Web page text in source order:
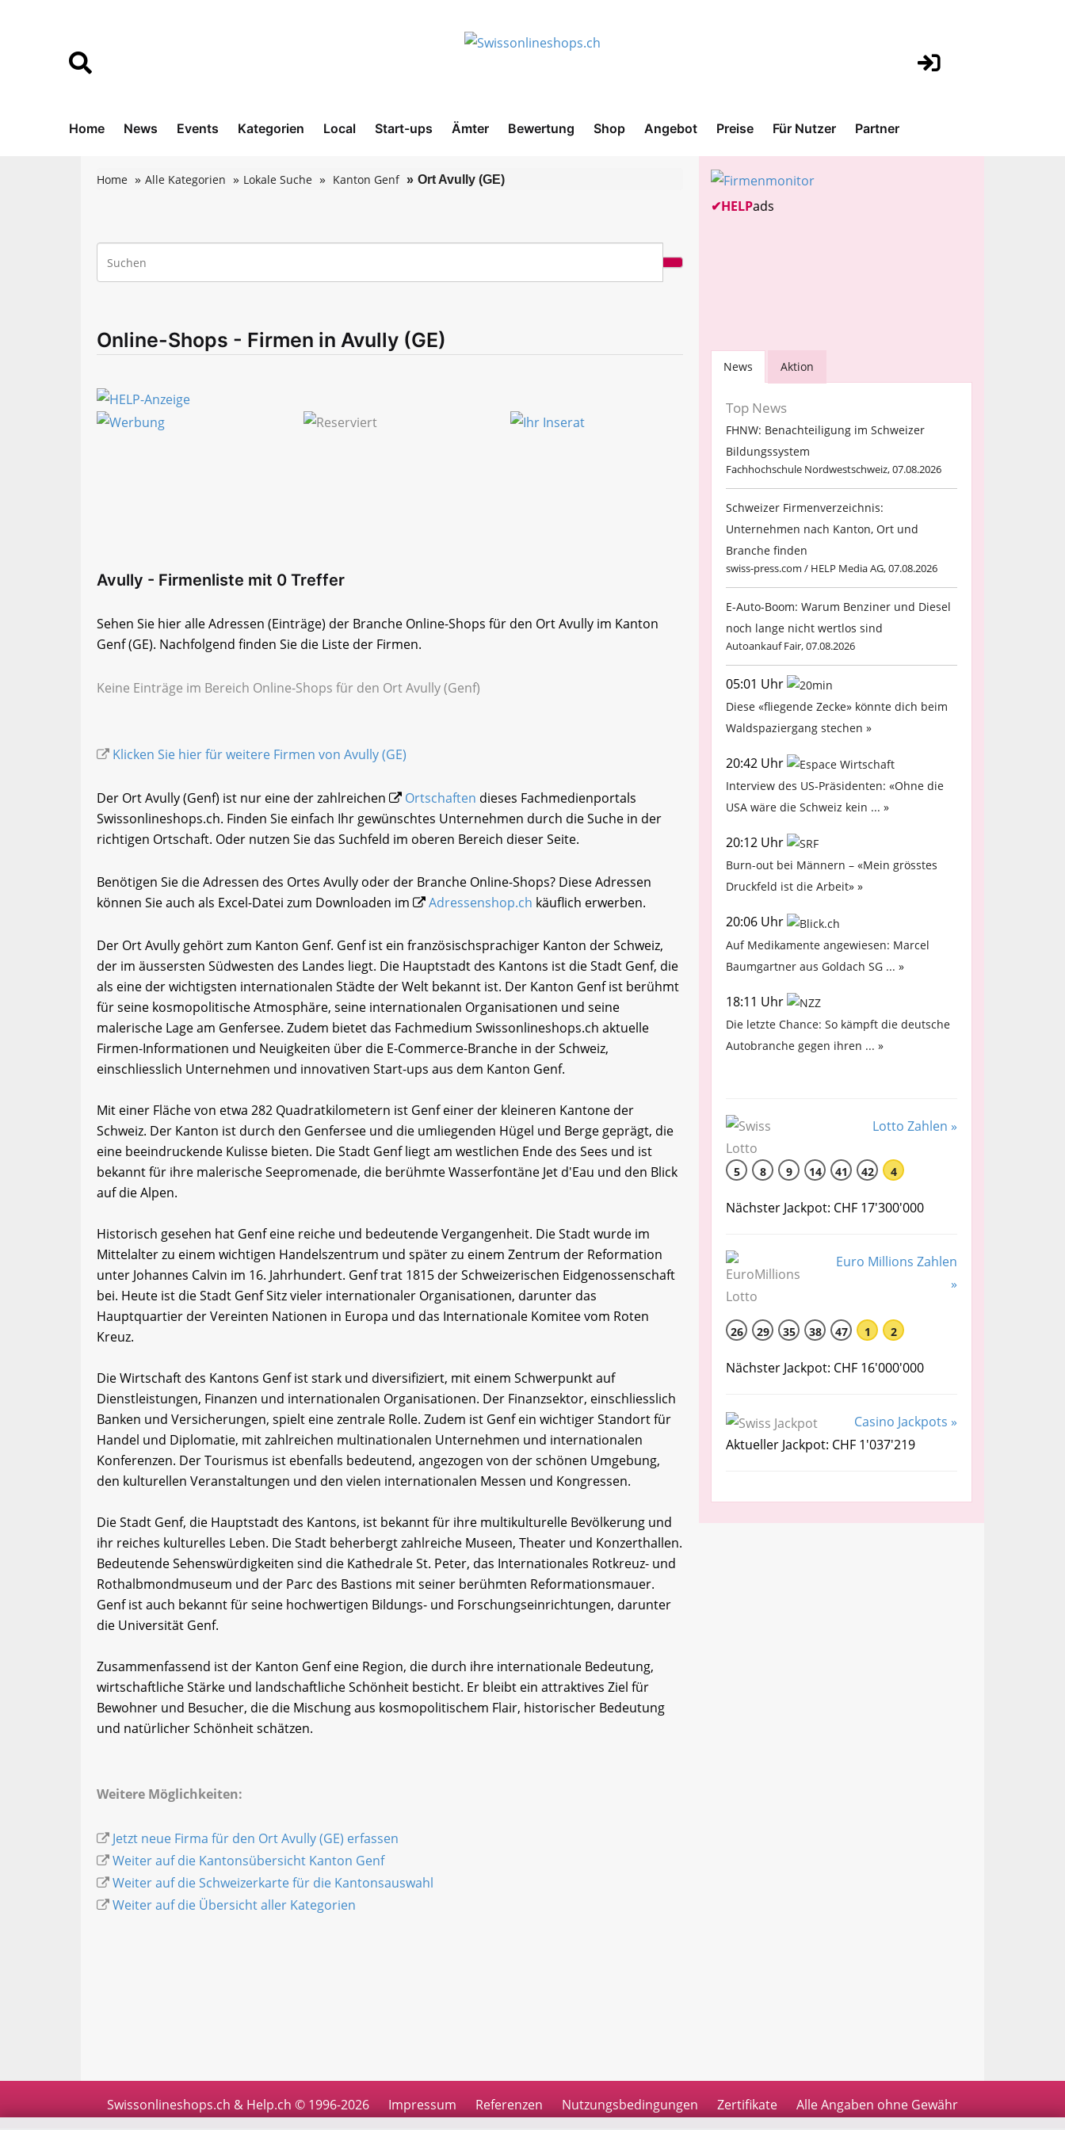
Home News Events Kategorien Local Start-ups Ämter Bewertung Shop Angebot Preise Für Nutzer Partner
Home Alle Kategorien Lokale Suche Kanton Genf Ort Avully (GE)
Online-Shops - Firmen in Avully (GE)
Avully - Firmenliste mit 0 Treffer
Sehen Sie hier alle Adressen (Einträge) der Branche Online-Shops für den Ort Avully im Kanton
Genf (GE). Nachfolgend finden Sie die Liste der Firmen.
Keine Einträge im Bereich Online-Shops für den Ort Avully (Genf)
Klicken Sie hier für weitere Firmen von Avully (GE)
Der Ort Avully (Genf) ist nur eine der zahlreichen Ortschaften dieses Fachmedienportals
Swissonlineshops.ch. Finden Sie einfach Ihr gewünschtes Unternehmen durch die Suche in der
richtigen Ortschaft. Oder nutzen Sie das Suchfeld im oberen Bereich dieser Seite.
Benötigen Sie die Adressen des Ortes Avully oder der Branche Online-Shops? Diese Adressen
können Sie auch als Excel-Datei zum Downloaden im
Adressenshop.ch käuflich erwerben.
Der Ort Avully gehört zum Kanton Genf. Genf ist ein französischsprachiger Kanton der Schweiz,
der im äussersten Südwesten des Landes liegt. Die Hauptstadt des Kantons ist die Stadt Genf, die
als eine der wichtigsten internationalen Städte der Welt bekannt ist. Der Kanton Genf ist berühmt
für seine kosmopolitische Atmosphäre, seine internationalen Organisationen und seine
malerische Lage am Genfersee. Zudem bietet das Fachmedium Swissonlineshops.ch aktuelle
Firmen-Informationen und Neuigkeiten über die E-Commerce-Branche in der Schweiz,
einschliesslich Unternehmen und innovativen Start-ups aus dem Kanton Genf.
Mit einer Fläche von etwa 282 Quadratkilometern ist Genf einer der kleineren Kantone der
Schweiz. Der Kanton ist durch den Genfersee und die umliegenden Hügel und Berge geprägt, die
eine beeindruckende Kulisse bieten. Die Stadt Genf liegt am westlichen Ende des Sees und ist
bekannt für ihre malerische Seepromenade, die berühmte Wasserfontäne Jet d'Eau und den Blick
auf die Alpen.
Historisch gesehen hat Genf eine reiche und bedeutende Vergangenheit. Die Stadt wurde im
Mittelalter zu einem wichtigen Handelszentrum und später zu einem Zentrum der Reformation
unter Johannes Calvin im 16. Jahrhundert. Genf trat 1815 der Schweizerischen Eidgenossenschaft
bei. Heute ist die Stadt Genf Sitz vieler internationaler Organisationen, darunter das
Hauptquartier der Vereinten Nationen in Europa und das Internationale Komitee vom Roten
Kreuz.
Die Wirtschaft des Kantons Genf ist stark und diversifiziert, mit einem Schwerpunkt auf
Dienstleistungen, Finanzen und internationalen Organisationen. Der Finanzsektor, einschliesslich
Banken und Versicherungen, spielt eine zentrale Rolle. Zudem ist Genf ein wichtiger Standort für
Handel und Diplomatie, mit zahlreichen multinationalen Unternehmen und internationalen
Konferenzen. Der Tourismus ist ebenfalls bedeutend, angezogen von der schönen Umgebung,
den kulturellen Veranstaltungen und den vielen internationalen Messen und Kongressen.
Die Stadt Genf, die Hauptstadt des Kantons, ist bekannt für ihre multikulturelle Bevölkerung und
ihr reiches kulturelles Leben. Die Stadt beherbergt zahlreiche Museen, Theater und Konzerthallen.
Bedeutende Sehenswürdigkeiten sind die Kathedrale St. Peter, das Internationales Rotkreuz- und
Rothalbmondmuseum und der Parc des Bastions mit seiner berühmten Reformationsmauer.
Genf ist auch bekannt für seine hochwertigen Bildungs- und Forschungseinrichtungen, darunter
die Universität Genf.
Zusammenfassend ist der Kanton Genf eine Region, die durch ihre internationale Bedeutung,
wirtschaftliche Stärke und landschaftliche Schönheit besticht. Er bleibt ein attraktives Ziel für
Bewohner und Besucher, die die Mischung aus kosmopolitischem Flair, historischer Bedeutung
und natürlicher Schönheit schätzen.
Weitere Möglichkeiten:
Jetzt neue Firma für den Ort Avully (GE) erfassen
Weiter auf die Kantonsübersicht Kanton Genf
Weiter auf die Schweizerkarte für die Kantonsauswahl
Weiter auf die Übersicht aller Kategorien
✔HELPads
News Aktion
Top News
FHNW: Benachteiligung im Schweizer
Bildungssystem
Fachhochschule Nordwestschweiz, 07.08.2026
Schweizer Firmenverzeichnis:
Unternehmen nach Kanton, Ort und
Branche finden
swiss-press.com / HELP Media AG, 07.08.2026
E-Auto-Boom: Warum Benziner und Diesel
noch lange nicht wertlos sind
Autoankauf Fair, 07.08.2026
05:01 Uhr
Diese «fliegende Zecke» könnte dich beim
Waldspaziergang stechen »
20:42 Uhr
Interview des US-Präsidenten: «Ohne die
USA wäre die Schweiz kein ... »
20:12 Uhr
Burn-out bei Männern – «Mein grösstes
Druckfeld ist die Arbeit» »
20:06 Uhr
Auf Medikamente angewiesen: Marcel
Baumgartner aus Goldach SG ... »
18:11 Uhr
Die letzte Chance: So kämpft die deutsche
Autobranche gegen ihren ... »
Lotto Zahlen »
5 8 9 14 41 42 4
Nächster Jackpot: CHF 17'300'000
Euro Millions Zahlen
»
26 29 35 38 47 1 2
Nächster Jackpot: CHF 16'000'000
Casino Jackpots »
Aktueller Jackpot: CHF 1'037'219
Swissonlineshops.ch & Help.ch © 1996-2026 Impressum Referenzen Nutzungsbedingungen Zertifikate Alle Angaben ohne Gewähr